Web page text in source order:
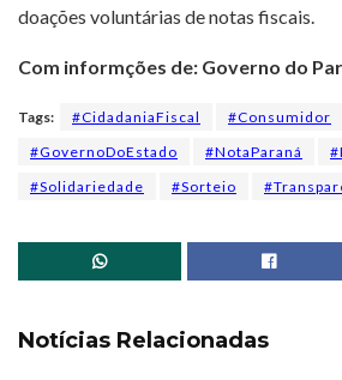
doações voluntárias de notas fiscais.
Com informções de: Governo do
Tags: #CidadaniaFiscal #Consumidor
#GovernoDoEstado
#NotaParaná
#Solidariedade
#Sorteio
Notícias Relacionadas